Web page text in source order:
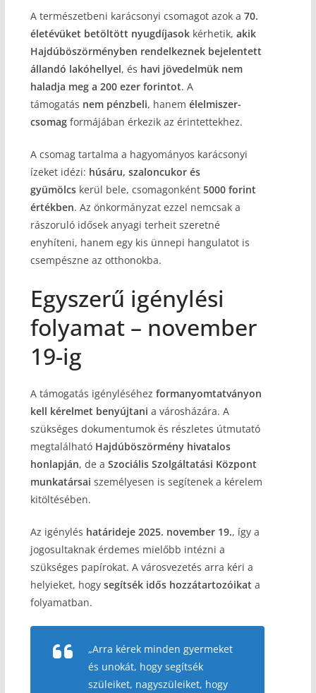
A természetbeni karácsonyi csomagot azok a 70.
életévüket betöltött nyugdíjasokkérhetik, akik
Hajdúböszörményben rendelkeznek bejelentett
állandó lakóhellyel, és havi jövedelmük nem
haladja meg a 200 ezer forintot. A
támogatás nem pénzbeli, hanem élelmiszer-
csomagformájában érkezik az érintettekhez.
A csomag tartalma a hagyományos karácsonyi
ízeket idézi: húsáru, szaloncukor és
gyümölcskerül bele, csomagonként 5000 forint
értékben. Az önkormányzat ezzel nemcsak a
rászoruló idősek anyagi terheit szeretné
enyhíteni, hanem egy kis ünnepi hangulatot is
csempészne az otthonokba.
Egyszerű igénylési
folyamat – november
19-ig
A támogatás igényléséhez formanyomtatványon
kell kérelmet benyújtani a városházára. A
szükséges dokumentumok és részletes útmutató
megtalálható Hajdúböszörmény hivatalos
honlapján, de a Szociális Szolgáltatási Központ
munkatársai személyesen is segítenek a kérelem
kitöltésében.
Az igénylés határideje 2025. november 19., így a
jogosultaknak érdemes mielőbb intézni a
szükséges papírokat. A városvezetés arra kéri a
helyieket, hogy segítsék idős hozzátartozóikat a
folyamatban.
„Arra kérek minden gyermeket
és unokát, hogy segítsék
szüleiket, nagyszüleiket, hogy